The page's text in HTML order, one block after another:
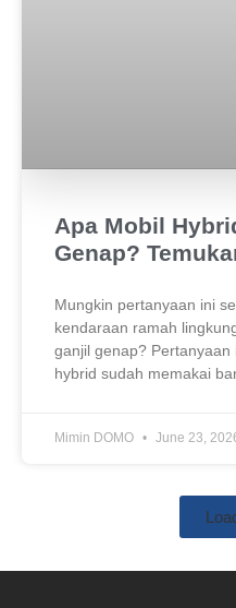
Apa Mobil
Genap?
Mungkin pertanyaan ini
kendaraan ramah
ganjil genap?
hybrid sudah memakai
Mimin DOMO June 23,